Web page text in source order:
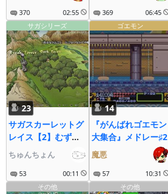
370 02:55 369 06:45
サガシリーズ
23
サガスカーレットグ
レイス【2】むずす
ぎわろた！
ちゅんちょん
53 00:11
ゴエモン
14
『がんばれゴエモン
大集合』メドレー♯2
魔悪
57 10:31
その他
その他